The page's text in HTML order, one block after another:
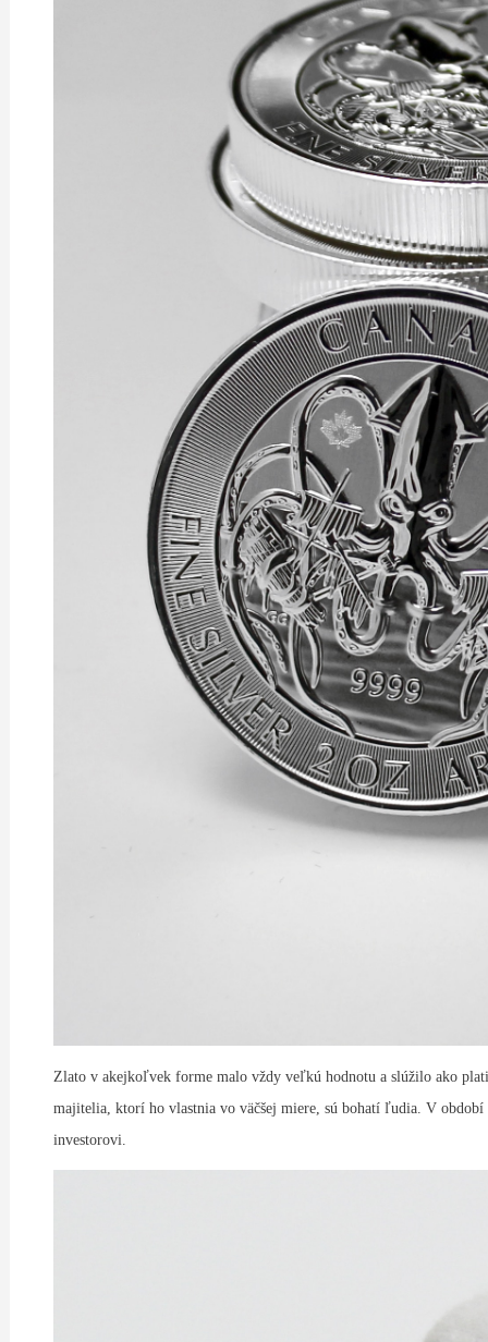
Zlato v akejkoľvek forme malo vždy veľkú hodnotu a slúžilo ako
majitelia, ktorí ho vlastnia vo väčšej miere, sú bohatí ľudia. V
investorovi.